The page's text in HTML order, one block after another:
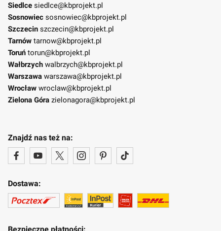
Siedlce siedlce@kbprojekt.pl
Sosnowiec sosnowiec@kbprojekt.pl
Szczecin szczecin@kbprojekt.pl
Tarnów tarnow@kbprojekt.pl
Toruń torun@kbprojekt.pl
Wałbrzych walbrzych@kbprojekt.pl
Warszawa warszawa@kbprojekt.pl
Wrocław wroclaw@kbprojekt.pl
Zielona Góra zielonagora@kbprojekt.pl
Znajdź nas też na:
Dostawa: